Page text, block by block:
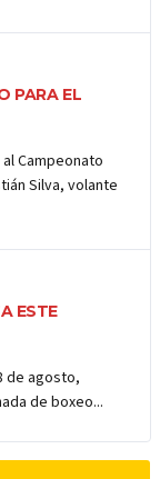
PARA EL
Campeonato
Silva, volante
ESTE
de agosto,
de boxeo...